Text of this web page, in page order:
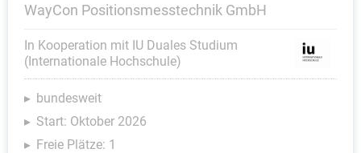
WayCon Positionsmesstechnik GmbH
In Kooperation mit IU Duales Studium
(Internationale Hochschule)
bundesweit
Start: Oktober 2026
Freie Plätze: 1